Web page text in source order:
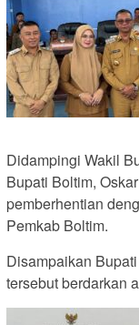
Didampingi Wakil
Bupati Boltim,
pemberhentian
Pemkab Boltim.
Disampaikan
tersebut berdarkan